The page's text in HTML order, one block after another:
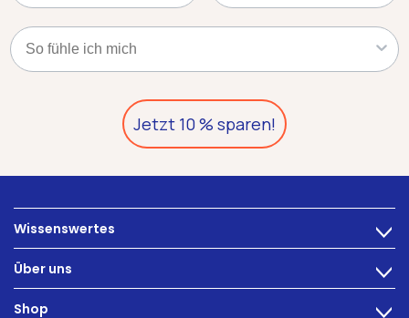
Kategorie
Jetzt 10 % sparen!
Wissenswertes >
Ernährung
Darmgesundheit
Über uns >
Technologie
Shop >